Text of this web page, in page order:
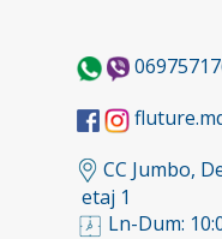
CC Jumbo,
etaj 1
Ln-Dum: